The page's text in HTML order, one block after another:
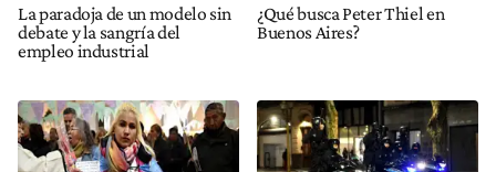
La paradoja de un modelo sin
debate y la sangría del
empleo industrial
¿Qué busca Peter Thiel en
Buenos Aires?